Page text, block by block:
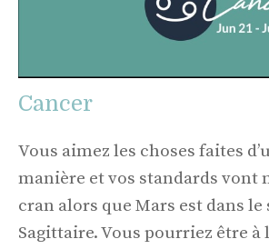
Cancer
Vous aimez les choses faites
manière et vos standards vont
cran alors que Mars est dans le
Sagittaire. Vous pourriez être